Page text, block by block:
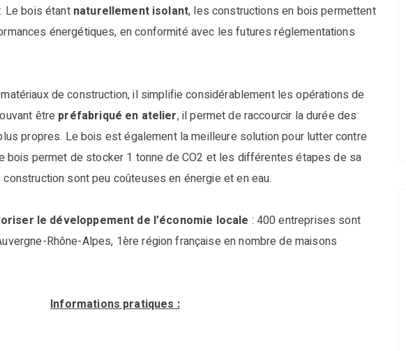
Le bois étant naturellement isolant, les constructions en bois permettent
énergétiques, en conformité avec les futures réglementations
matériaux de construction, il simplifie considérablement les opérations de
être préfabriqué en atelier, il permet de raccourcir la durée des
propres. Le bois est également la meilleure solution pour lutter contre
bois permet de stocker 1 tonne de CO2 et les différentes étapes de sa
sont peu coûteuses en énergie et en eau.
le développement de l’économie locale : 400 entreprises sont
Rhône-Alpes, 1ère région française en nombre de maisons
Informations pratiques :